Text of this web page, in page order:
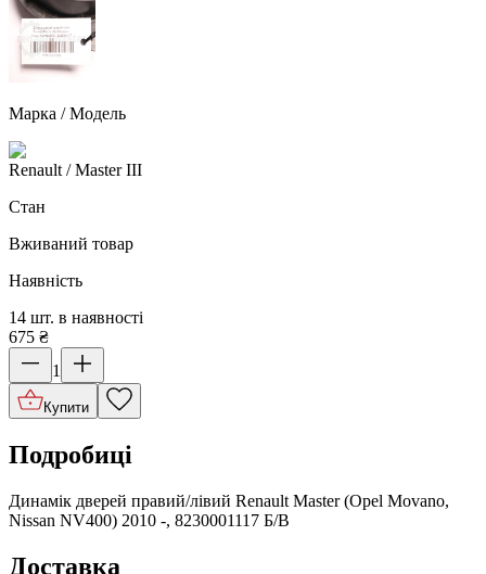
Марка / Модель
Renault / Master III
Стан
Вживаний товар
Наявність
14 шт. в наявності
675 ₴
1
Купити
Подробиці
Динамік дверей правий/лівий Renault Master (Opel Movano,
Nissan NV400) 2010 -, 8230001117 Б/В
Доставка